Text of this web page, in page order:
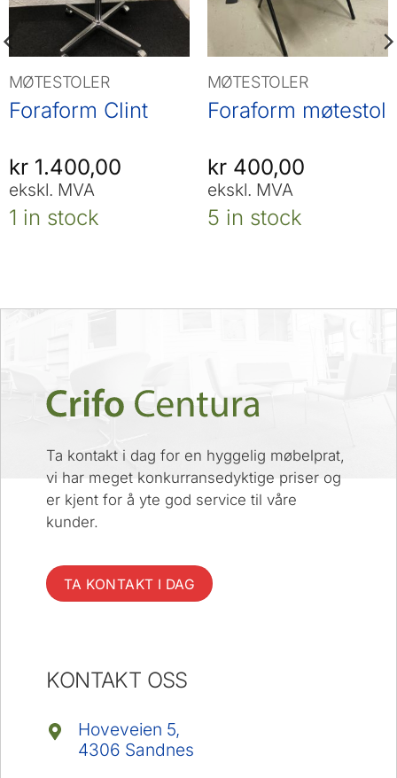
MØTESTOLER
Foraform Clint
kr1.400,00
ekskl. MVA
1 in stock
MØTESTOLER
Foraform møtestol
kr400,00
ekskl. MVA
5 in stock
Ta kontakt i dag for en hyggelig møbelprat,
vi har meget konkurransedyktige priser og
er kjent for å yte god service til våre
kunder.
TA KONTAKT I DAG
KONTAKT OSS
Hoveveien 5,
4306 Sandnes